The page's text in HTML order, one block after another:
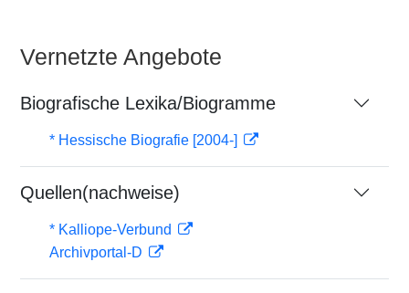
Vernetzte Angebote
Biografische Lexika/Biogramme
* Hessische Biografie [2004-]
Quellen(nachweise)
* Kalliope-Verbund
Archivportal-D